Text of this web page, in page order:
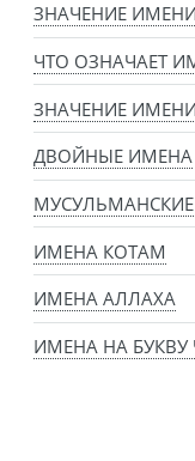
ЗНАЧЕНИЕ ИМЕНИ
ЧТО ОЗНАЧАЕТ
ЗНАЧЕНИЕ
ДВОЙНЫЕ ИМЕНА
ИМЕНА КОТАМ
ИМЕНА АЛЛАХА
ИМЕНА НА БУКВУ